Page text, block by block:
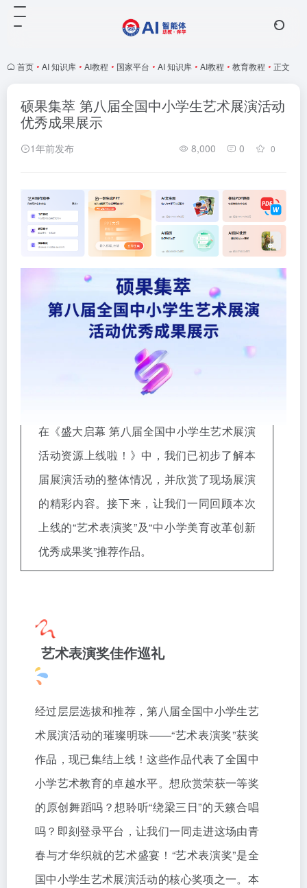
首页 • AI 知识库 • AI教程 • 国家平台 • AI 知识库 • AI教程 • 教育教程 • 正文
硕果集萃 第八届全国中小学生艺术展演活动
优秀成果展示
1年前发布 8,000 0 0
在《盛大启幕 第八届全国中小学生艺术展演
活动资源上线啦！》中，我们已初步了解本
届展演活动的整体情况，并欣赏了现场展演
的精彩内容。接下来，让我们一同回顾本次
上线的“艺术表演奖”及“中小学美育改革创新
优秀成果奖”推荐作品。
艺术表演奖佳作巡礼
经过层层选拔和推荐，第八届全国中小学生艺
术展演活动的璀璨明珠——“艺术表演奖”获奖
作品，现已集结上线！这些作品代表了全国中
小学艺术教育的卓越水平。想欣赏荣获一等奖
的原创舞蹈吗？想聆听“绕梁三日”的天籁合唱
吗？即刻登录平台，让我们一同走进这场由青
春与才华织就的艺术盛宴！“艺术表演奖”是全
国中小学生艺术展演活动的核心奖项之一。本